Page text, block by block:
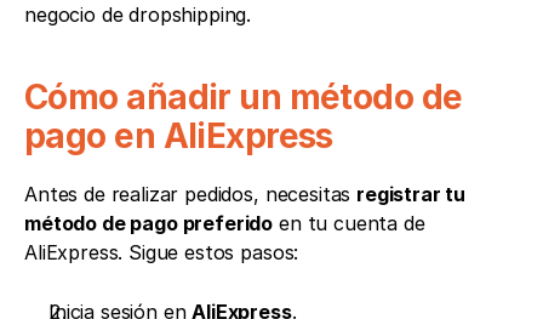
negocio de dropshipping.
Cómo añadir un método de
pago en AliExpress
Antes de realizar pedidos, necesitas registrar tu
método de pago preferido en tu cuenta de
AliExpress. Sigue estos pasos:
Inicia sesión en AliExpress.